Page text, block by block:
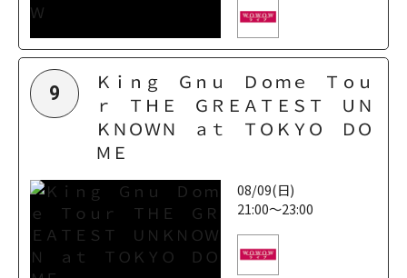
9
Ｋｉｎｇ Ｇｎｕ Ｄｏｍｅ Ｔｏｕ
ｒ ＴＨＥ ＧＲＥＡＴＥＳＴ ＵＮ
ＫＮＯＷＮ ａｔ ＴＯＫＹＯ ＤＯ
ＭＥ
08/09(日)
21:00～23:00